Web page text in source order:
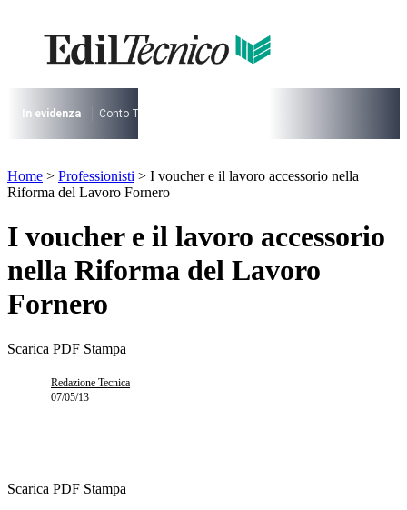
contenuto
I più cercati
Lorem ipsum dolor sit amet consectetur
Lorem ipsum dolor sit amet consectetur
In evidenza Conto Termico
I più cercati
Lorem ipsum dolor sit amet consectetur
Lorem ipsum dolor sit amet consectetur
Home > Professionisti > I voucher e il lavoro accessorio nella
Riforma del Lavoro Fornero
I voucher e il lavoro accessorio
nella Riforma del Lavoro
Fornero
Scarica PDF Stampa
Redazione Tecnica
07/05/13
Scarica PDF Stampa